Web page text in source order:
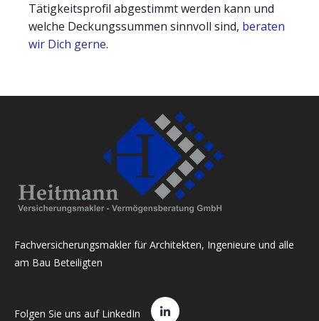
Tätigkeitsprofil abgestimmt werden kann und
welche Deckungssummen sinnvoll sind, beraten
wir Dich gerne.
Fachversicherungsmakler für Architekten, Ingenieure und alle
am Bau Beteiligten
Folgen Sie uns auf LinkedIn